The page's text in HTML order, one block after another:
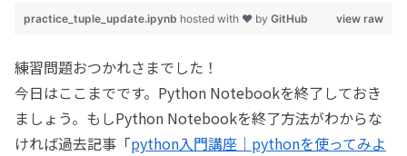
view raw
practice_tuple_update.ipynb hosted with ❤ by GitHub
練習問題おつかれさまでした！
今日はここまでです。Python Notebookを終了しておき
ましょう。もしPython Notebookを終了方法がわからな
ければ過去記事「python入門講座｜pythonを使ってみよ